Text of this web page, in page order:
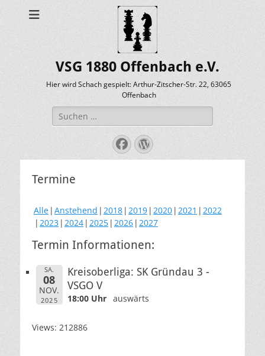
VSG 1880 Offenbach e.V.
Hier wird Schach gespielt: Arthur-Zitscher-Str. 22, 63065
Offenbach
Suche
nach:
Facebook
WordPress
Termine
Alle Anstehend 2018 2019 2020 2021
2022
2023 2024 2025 2026 2027
Termin Informationen:
SA.
08
NOV.
2025
Kreisoberliga: SK Gründau 3 -
VSGO V
18:00 Uhr auswärts
Views: 212886